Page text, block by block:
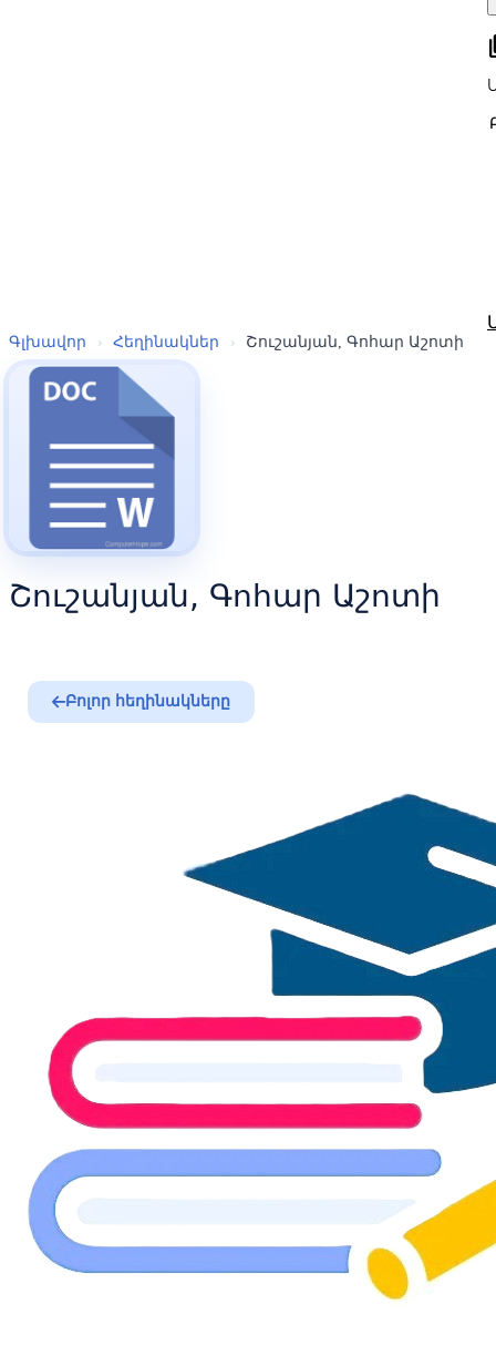
Գլխավոր › Հեղինակներ › Շուշանյան, Գոհար Աշոտի
Շուշանյան, Գոհար Աշոտի
Բոլոր հեղինակները